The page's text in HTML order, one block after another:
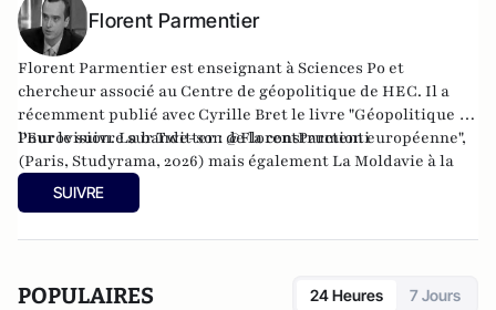
Florent Parmentier
Florent Parmentier est enseignant à Sciences Po et
chercheur associé au Centre de géopolitique de HEC. Il a
récemment publié avec Cyrille Bret le livre "Géopolitique de
l'Eurovision. La bande-son de la construction européenne",
(Paris, Studyrama, 2026) mais égalementLa Moldavie à la
croisée des mondes
chemins de l’Etat de droit, la voie étroite des pays entre
Pour le suivre sur Twitter : @FlorentParmenti
SUIVRE
POPULAIRES 24 Heures 7 Jours